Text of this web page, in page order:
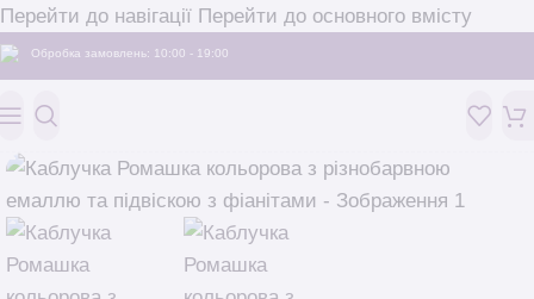
Перейти до навігації Перейти до основного вмісту
Обробка замовлень: 10:00 - 19:00